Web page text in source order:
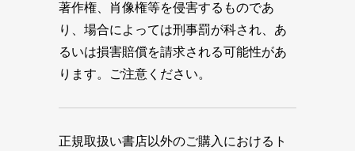
著作権、肖像権等を侵害するものであ
り、場合によっては刑事罰が科され、あ
るいは損害賠償を請求される可能性があ
ります。ご注意ください。
正規取扱い書店以外のご購入におけるト